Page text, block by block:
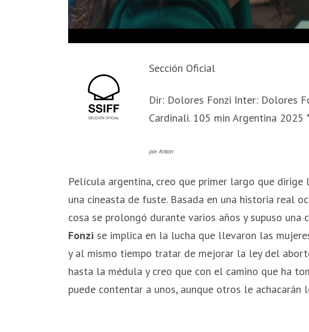
Sección Oficial
Dir: Dolores Fonzi Inter: Dolores
Cardinali. 105 min Argentina 2025
por Anton
Película argentina, creo que primer largo que dirige
una cineasta de fuste. Basada en una historia real
cosa se prolongó durante varios años y supuso
Fonzi se implica en la lucha que llevaron las
y al mismo tiempo tratar de mejorar la ley del
hasta la médula y creo que con el camino que ha
puede contentar a unos, aunque otros le